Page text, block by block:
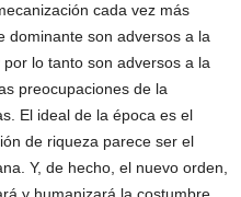
cada vez más
dominante son adversos a la
lo tanto son adversos a la
preocupaciones de la
El ideal de la época es el
de riqueza parece ser el
Y, de hecho, el nuevo orden,